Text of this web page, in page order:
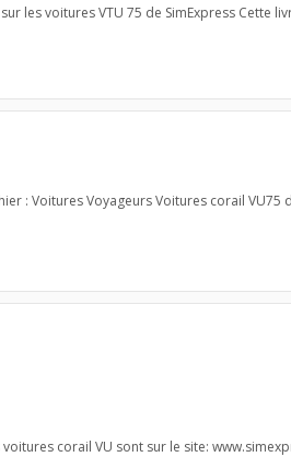
les voitures VTU 75 de SimExpress Cette
: Voitures Voyageurs Voitures corail VU75
corail VU sont sur le site: